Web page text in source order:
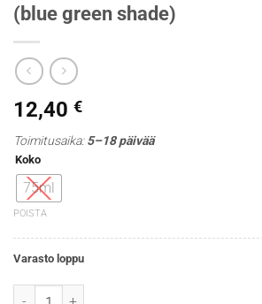
(blue green shade)
12,40 €
Toimitusaika:5–18 päivää
Koko
75ml
POISTA
Varasto loppu
DR Cryla akryyliväri 161 Cobalt chromite